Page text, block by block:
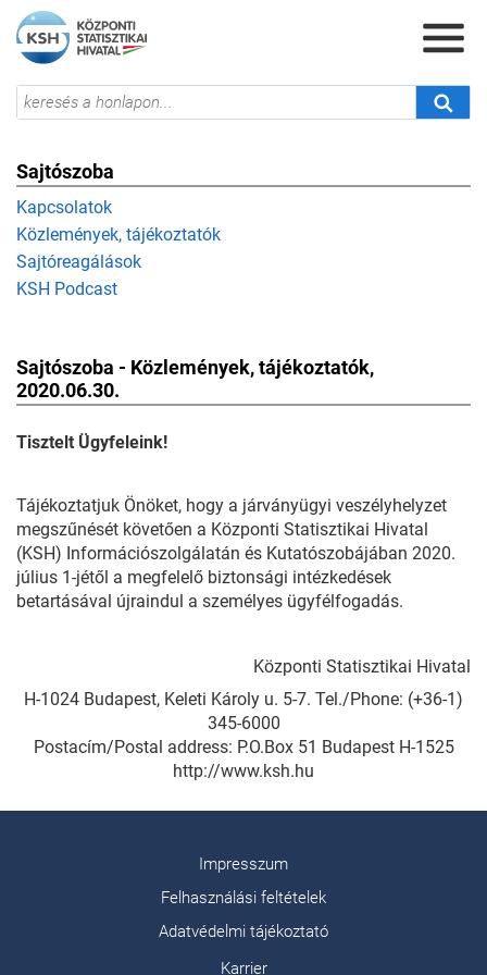
Sajtószoba
Kapcsolatok
Közlemények, tájékoztatók
Sajtóreagálások
KSH Podcast
Sajtószoba - Közlemények, tájékoztatók,
2020.06.30.
Tisztelt Ügyfeleink!
Tájékoztatjuk Önöket, hogy a járványügyi veszélyhelyzet
megszűnését követően a Központi Statisztikai Hivatal
(KSH) Információszolgálatán és Kutatószobájában 2020.
július 1-jétől a megfelelő biztonsági intézkedések
betartásával újraindul a személyes ügyfélfogadás.
Központi Statisztikai Hivatal
H-1024 Budapest, Keleti Károly u. 5-7. Tel./Phone: (+36-1)
345-6000
Postacím/Postal address: P.O.Box 51 Budapest H-1525
http://www.ksh.hu
Impresszum
Felhasználási feltételek
Adatvédelmi tájékoztató
Karrier